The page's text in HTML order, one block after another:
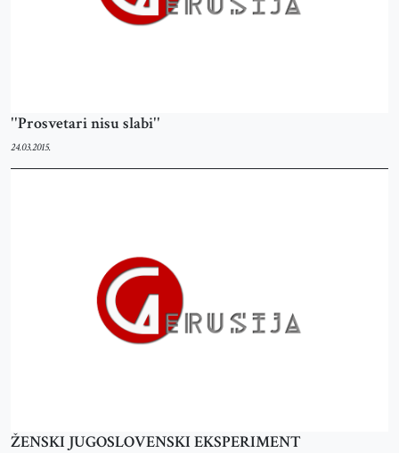
''Prosvetari nisu slabi''
24.03.2015.
ŽENSKI JUGOSLOVENSKI EKSPERIMENT